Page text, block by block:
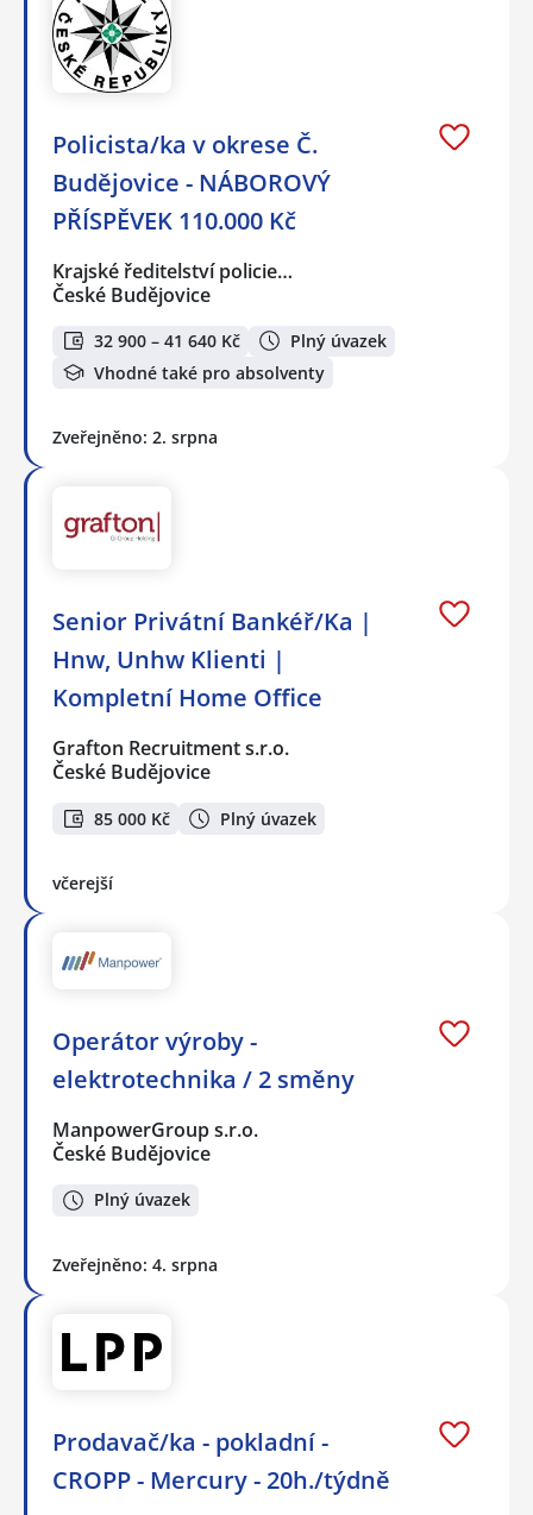
Policista/ka v okrese Č.
Budějovice - NÁBOROVÝ
PŘÍSPĚVEK 110.000 Kč
Krajské ředitelství policie…
České Budějovice
32 900 – 41 640 Kč
Plný úvazek
Vhodné také pro absolventy
Zveřejněno: 2. srpna
Senior Privátní Bankéř/Ka |
Hnw, Unhw Klienti |
Kompletní Home Office
Grafton Recruitment s.r.o.
České Budějovice
85 000 Kč Plný úvazek
včerejší
Operátor výroby -
elektrotechnika / 2 směny
ManpowerGroup s.r.o.
České Budějovice
Plný úvazek
Zveřejněno: 4. srpna
Prodavač/ka - pokladní -
CROPP - Mercury - 20h./týdně